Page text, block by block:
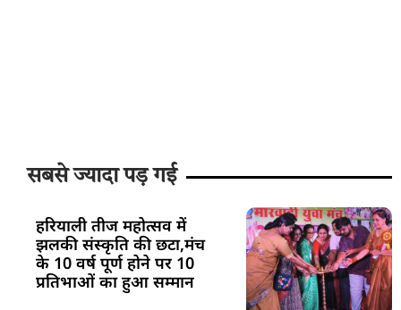
सबसे ज्यादा पड़ गई
हरियाली तीज महोत्सव में
झलकी संस्कृति की छटा,मंच
के 10 वर्ष पूर्ण होने पर 10
प्रतिभाओं का हुआ सम्मान